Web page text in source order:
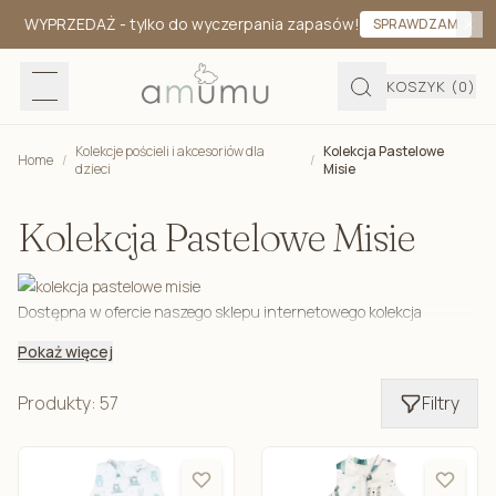
WYPRZEDAŻ - tylko do wyczerpania zapasów! SPRAWDZAM
KOSZYK (0)
Home / Kolekcje pościeli i akcesoriów dla
dzieci
/ Kolekcja Pastelowe
Misie
Kolekcja Pastelowe Misie
Dostępna w ofercie naszego sklepu internetowego kolekcja
jak i starszych dzieci. Dołożyliśmy wszelkich starań, aby
oczekiwania rodziców oraz ich pociech.
color=”#b2bec9” list=»]
Motyw ten znajduje się między innymi na pościeli, kołderkach,
Pokaż więcej
Produkty: 57 Filtry